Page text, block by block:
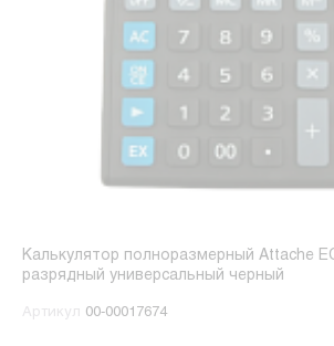
Калькулятор полноразмерный Attache
разрядный универсальный черный
Артикул 00-00017674